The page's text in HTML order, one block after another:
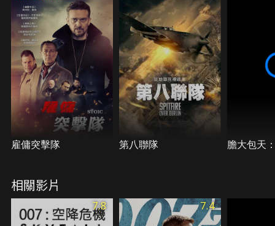
黨昔日成員懷特博士的指示，龐德找到了懷特博士的
女兒瑪德琳希望能解開惡魔黨的線索，以揭開惡魔黨
的恐怖真相…。
雇傭突擊隊 第八聯隊 膽大包天
相關影片
7.8 7.4